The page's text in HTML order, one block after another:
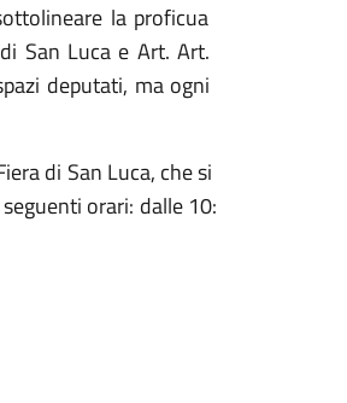
la proficua
di San Luca e Art. Art.
deputati, ma ogni
di San Luca, chesi
seguenti orari: dalle 10: